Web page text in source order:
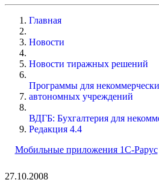
Главная
Новости
Новости тиражных решений
Программы для
автономных учреждений
ВДГБ: Бухгалтерия для
Редакция 4.4
Мобильные приложения 1С-Рарус
27.10.2008